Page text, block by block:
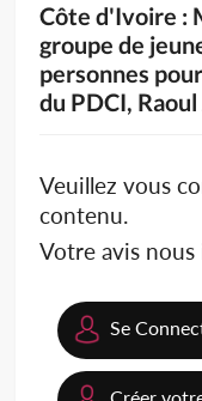
Côte d'Ivoire :
groupe de
personnes
du PDCI,
Veuillez vous
contenu.
Votre avis nous
Se